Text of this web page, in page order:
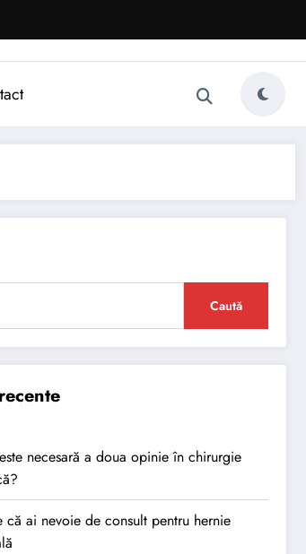
Caută
necesară a doua opinie în chirurgie
că ai nevoie de consult pentru hernie